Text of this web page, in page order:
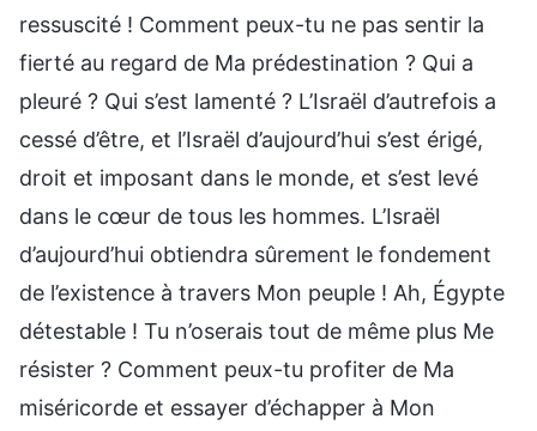
ressuscité ! Comment peux-tu ne pas sentir la
fierté au regard de Ma prédestination ? Qui a
pleuré ? Qui s’est lamenté ? L’Israël d’autrefois a
cessé d’être, et l’Israël d’aujourd’hui s’est érigé,
droit et imposant dans le monde, et s’est levé
dans le cœur de tous les hommes. L’Israël
d’aujourd’hui obtiendra sûrement le fondement
de l’existence à travers Mon peuple ! Ah, Égypte
détestable ! Tu n’oserais tout de même plus Me
résister ? Comment peux-tu profiter de Ma
miséricorde et essayer d’échapper à Mon